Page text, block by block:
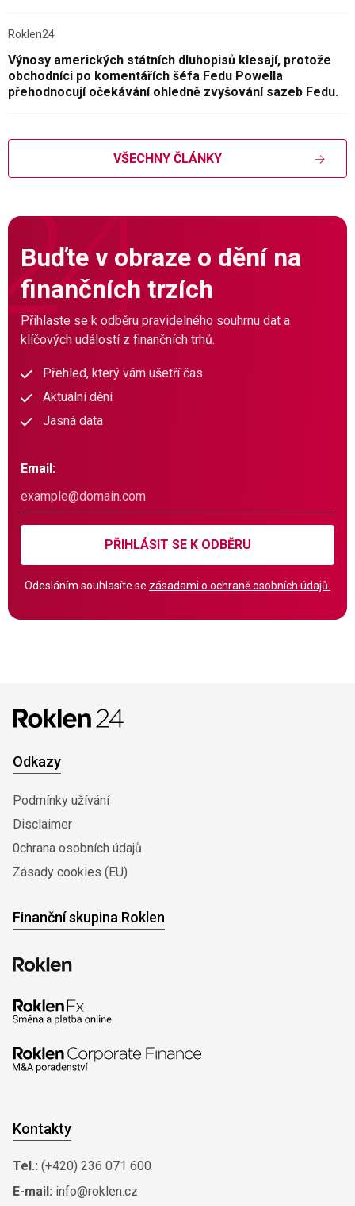
Roklen24
Výnosy amerických státních dluhopisů klesají, protože
obchodníci po komentářích šéfa Fedu Powella
přehodnocují očekávání ohledně zvyšování sazeb Fedu.
VŠECHNY ČLÁNKY
Buďte v obraze o dění na
finančních trzích
Přihlaste se k odběru pravidelného souhrnu dat a
klíčových událostí z finančních trhů.
Přehled, který vám ušetří čas
Aktuální dění
Jasná data
Email:
PŘIHLÁSIT SE K ODBĚRU
Odesláním souhlasíte se zásadami o ochraně osobních údajů.
Odkazy
Podmínky užívání
Disclaimer
0chrana osobních údajů
Zásady cookies (EU)
Finanční skupina Roklen
Kontakty
Tel.: (+420) 236 071 600
E-mail: info@roklen.cz